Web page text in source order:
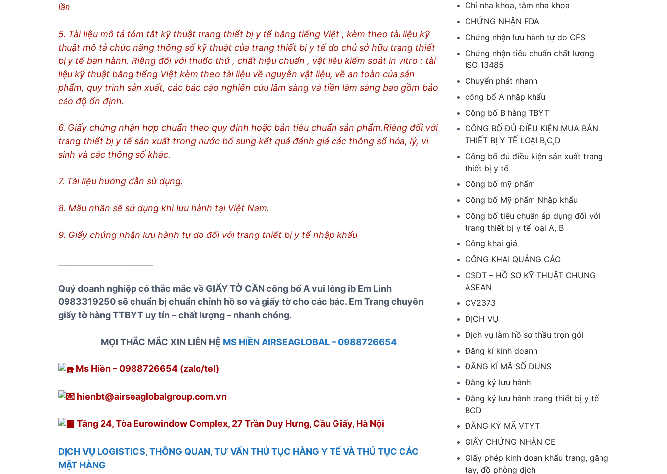
lần
5. Tài liệu mô tả tóm tắt kỹ thuật trang thiết bị y tế bằng tiếng Việt , kèm theo tài liệu kỹ
thuật mô tả chức năng thông số kỹ thuật của trang thiết bị y tế do chủ sở hữu trang thiết
bị y tế ban hành. Riêng đối với thuốc thử , chất hiệu chuẩn , vật liệu kiểm soát in vitro : tài
liệu kỹ thuật bằng tiếng Việt kèm theo tài liệu về nguyên vật liệu, về an toàn của sản
phẩm, quy trình sản xuất, các báo cáo nghiên cứu lâm sàng và tiền lâm sàng bao gồm bảo
cáo độ ổn định.
6. Giấy chứng nhận hợp chuẩn theo quy định hoặc bản tiêu chuẩn sản phẩm.Riêng đối với
trang thiết bị y tế sản xuất trong nước bổ sung kết quả đánh giá các thông số hóa, lý, vi
sinh và các thông số khác.
7. Tài liệu hướng dẫn sử dụng.
8. Mẫu nhãn sẽ sử dụng khi lưu hành tại Việt Nam.
9. Giấy chứng nhận lưu hành tự do đối với trang thiết bị y tế nhập khẩu
Quý doanh nghiệp có thắc mắc về GIẤY TỜ CẦN công bố A vui lòng ib Em Linh
0983319250 sẽ chuẩn bị chuẩn chỉnh hồ sơ và giấy tờ cho các bác. Em Trang chuyên
giấy tờ hàng TTBYT uy tín – chất lượng – nhanh chóng.
MỌI THẮC MẮC XIN LIÊN HỆ MS HIỀN AIRSEAGLOBAL – 0988726654
Ms Hiền – 0988726654 (zalo/tel)
hienbt@airseaglobalgroup.com.vn
Tầng 24, Tòa Eurowindow Complex, 27 Trần Duy Hưng, Cầu Giấy, Hà Nội
DỊCH VỤ LOGISTICS, THÔNG QUAN, TƯ VẤN THỦ TỤC HÀNG Y TẾ VÀ THỦ TỤC CÁC
MẶT HÀNG
Chỉ nha khoa, tăm nha khoa
CHỨNG NHẬN FDA
Chứng nhận lưu hành tự do CFS
Chứng nhận tiêu chuẩn chất lượng
ISO 13485
Chuyển phát nhanh
công bố A nhập khẩu
Công bố B hàng TBYT
CÔNG BỐ ĐỦ ĐIỀU KIỆN MUA BÁN
THIẾT BỊ Y TẾ LOẠI B,C,D
Công bố đủ điều kiện sản xuất trang
thiết bị y tế
Công bố mỹ phẩm
Công bố Mỹ phẩm Nhập khẩu
Công bố tiêu chuẩn áp dụng đối với
trang thiết bị y tế loại A, B
Công khai giá
CÔNG KHAI QUẢNG CÁO
CSDT – HỒ SƠ KỸ THUẬT CHUNG
ASEAN
CV2373
DỊCH VỤ
Dịch vụ làm hồ sơ thầu trọn gói
Đăng kí kinh doanh
ĐĂNG KÍ MÃ SỐ DUNS
Đăng ký lưu hành
Đăng ký lưu hành trang thiết bị y tế
BCD
ĐĂNG KÝ MÃ VTYT
GIẤY CHỨNG NHẬN CE
GIấy phép kinh doan khẩu trang, găng
tay, đồ phòng dịch